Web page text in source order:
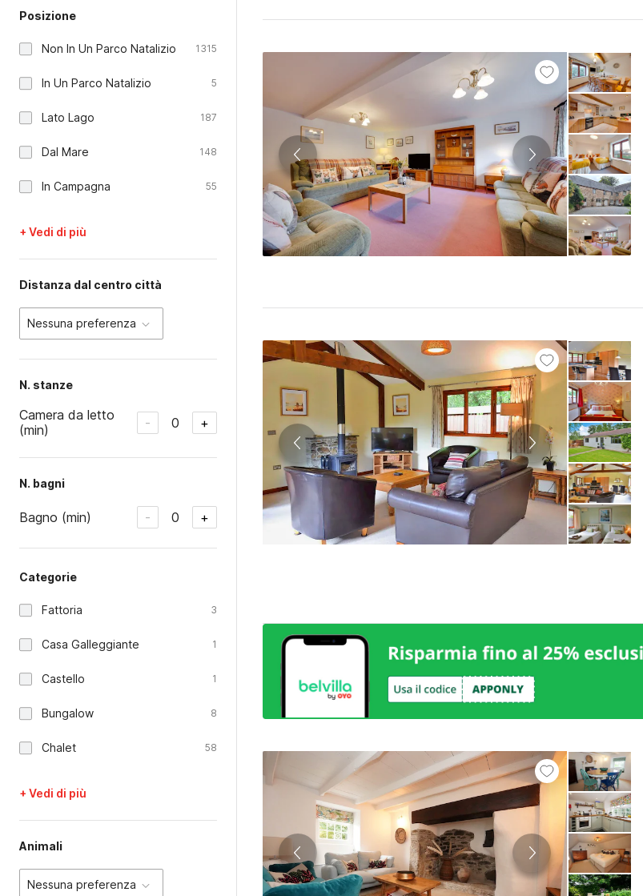
Posizione
Non In Un Parco Natalizio 1315
In Un Parco Natalizio 5
Lato Lago 187
Dal Mare 148
In Campagna 55
+ Vedi di più
Distanza dal centro città
Nessuna preferenza
N. stanze
Camera da letto
(min)
- 0 +
N. bagni
Bagno (min) - 0 +
Categorie
Fattoria 3
Casa Galleggiante 1
Castello 1
Bungalow 8
Chalet 58
+ Vedi di più
Animali
Nessuna preferenza